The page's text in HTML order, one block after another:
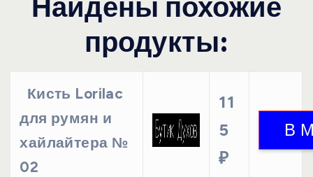
продукты:
Кисть Lorilac
для румян и
хайлайтера №
02
11
5
₽